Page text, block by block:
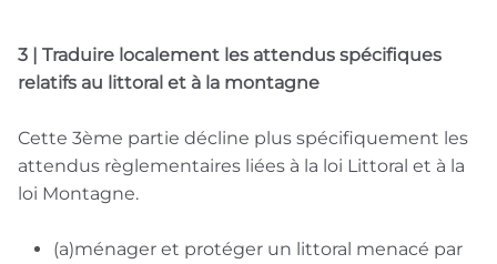
3 | Traduire localement les attendus spécifiques
relatifs au littoral et à la montagne
Cette 3ème partie décline plus spécifiquement les
attendus règlementaires liées à la loi Littoral et à la
loi Montagne.
(a)ménager et protéger un littoral menacé par